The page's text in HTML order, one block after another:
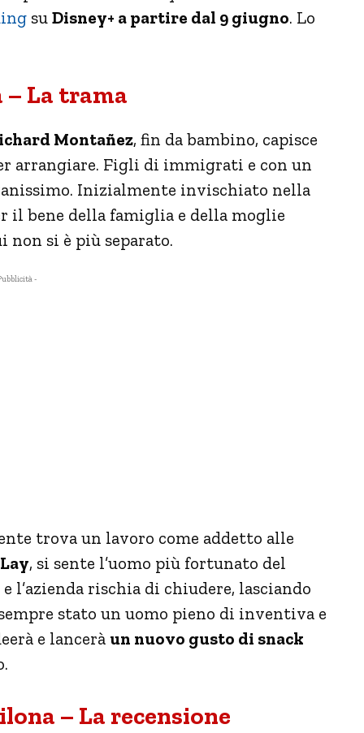
su Disney+ a partire dal 9 giugno. Lo
– La trama
Montañez, fin da bambino, capisce
arrangiare. Figli di immigrati e con un
Inizialmente invischiato nella
bene della famiglia e della moglie
non si è più separato.
-
trova un lavoro come addetto alle
, si sente l’uomo più fortunato del
l’azienda rischia di chiudere, lasciando
stato un uomo pieno di inventiva e
e lancerà un nuovo gusto di snack
– La recensione